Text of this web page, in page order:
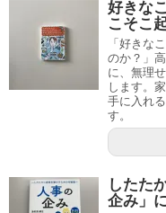
好きな
こそこ
「好きな
のか？」
に、無理
します。
手に入れ
す。
したた
企み」